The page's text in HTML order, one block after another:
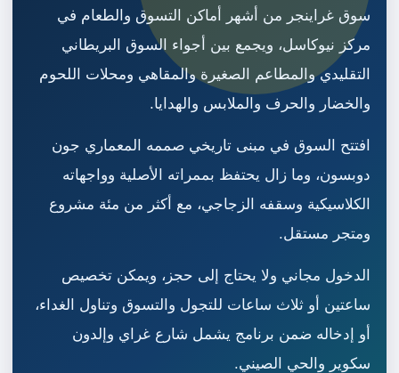
سوق غراينجر من أشهر أماكن التسوق والطعام في
مركز نيوكاسل، ويجمع بين أجواء السوق البريطاني
التقليدي والمطاعم الصغيرة والمقاهي ومحلات اللحوم
والخضار والحرف والملابس والهدايا.
افتتح السوق في مبنى تاريخي صممه المعماري جون
دوبسون، وما زال يحتفظ بممراته الأصلية وواجهاته
الكلاسيكية وسقفه الزجاجي، مع أكثر من مئة مشروع
ومتجر مستقل.
الدخول مجاني ولا يحتاج إلى حجز، ويمكن تخصيص
ساعتين أو ثلاث ساعات للتجول والتسوق وتناول الغداء،
أو إدخاله ضمن برنامج يشمل شارع غراي وإلدون
سكوير والحي الصيني.